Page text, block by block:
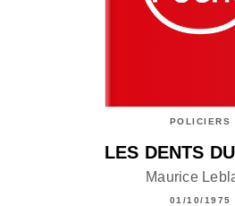
POLICIERS
LES DENTS
Maurice
01/10/1975